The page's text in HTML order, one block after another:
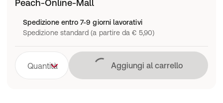
Peach-Online-Mall
Spedizione entro 7-9 giorni lavorativi
Spedizione standard (a partire da € 5,90)
Quantità Caricamento in
Aggiungi al carrello